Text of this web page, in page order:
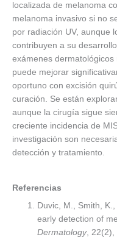
localizada de melanoma
melanoma invasivo si no
por radiación UV, aunque
contribuyen a su
exámenes
puede mejorar
oportuno con excisión
curación. Se están
aunque la cirugía sigue
creciente incidencia de
investigación son
detección y tratamiento.
Referencias
Duvic, M., Smith,
early detection of
Dermatology, 22(2),